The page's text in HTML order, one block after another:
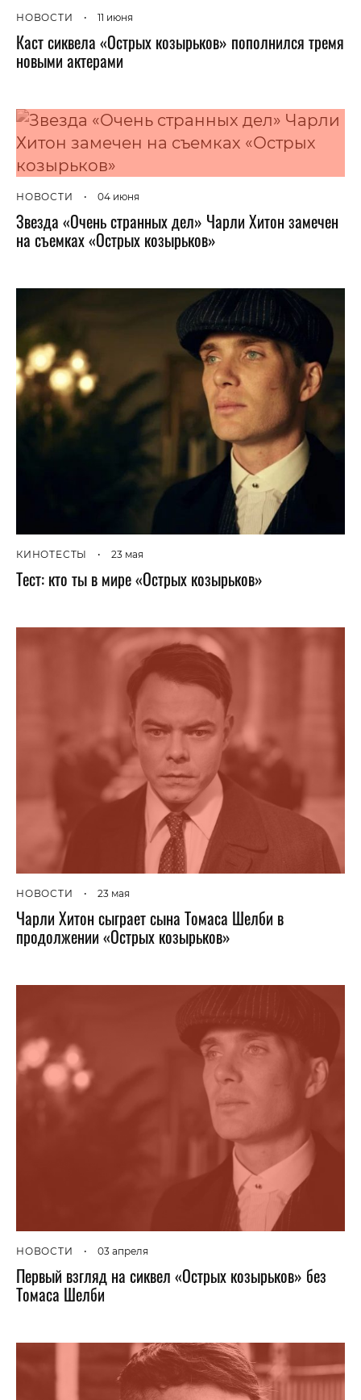
НОВОСТИ • 11 июня
Каст сиквела «Острых козырьков» пополнился тремя
новыми актерами
НОВОСТИ • 04 июня
Звезда «Очень странных дел» Чарли Хитон замечен
на съемках «Острых козырьков»
КИНОТЕСТЫ • 23 мая
Тест: кто ты в мире «Острых козырьков»
НОВОСТИ • 23 мая
Чарли Хитон сыграет сына Томаса Шелби в
продолжении «Острых козырьков»
НОВОСТИ • 03 апреля
Первый взгляд на сиквел «Острых козырьков» без
Томаса Шелби